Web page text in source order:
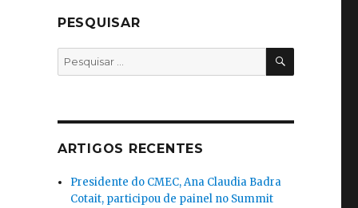
PESQUISAR
Pesquisar
por:
ARTIGOS RECENTES
Presidente do CMEC, Ana Claudia Badra
Cotait, participou de painel no Summit